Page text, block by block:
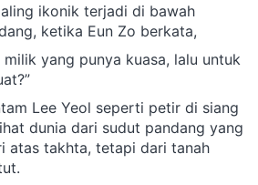
ikonik terjadi di bawah
ketika Eun Zo berkata,
milik yang punya kuasa, lalu untuk
Lee Yeol seperti petir di siang
dunia dari sudut pandang yang
atas takhta, tetapi dari tanah